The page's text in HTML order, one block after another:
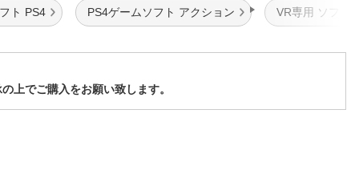
ト PS4 PS4ゲームソフト アクション VR専用 ソフト
上でご購入をお願い致します。